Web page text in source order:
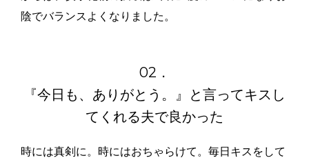
陰でバランスよくなりました。
02．
『今日も、ありがとう。』と言ってキスし
てくれる夫で良かった
時には真剣に。時にはおちゃらけて。毎日キスをして